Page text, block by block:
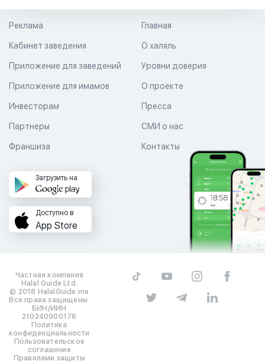
Главная
О халяль
Уровни доверия
Реклама
Кабинет заведения
Приложение для заведений
Приложение для имамов О проекте
Пресса
СМИ о нас
Контакты
Инвесторам
Партнеры
Франшиза
Загрузить на
Доступно в
App Store
Частная компания
Halal Guide Ltd.
© 2018 HalalGuide.me
Все права защищены.
БИН/ИИН
210240900176
Политика
конфиденциальности
Пользовательское
соглашение
Правилами защиты